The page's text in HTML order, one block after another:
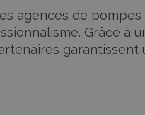
agences de
Grâce à
garantissent